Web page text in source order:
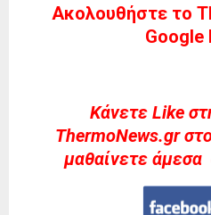
Ακολουθήστε το
Google
Kάνετε Like
ThermoNews.gr
μαθαίνετε άμεσα